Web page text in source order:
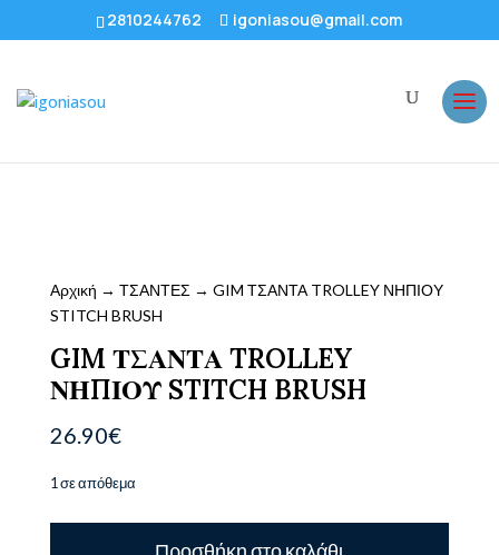
2810244762 igoniasou@gmail.com
Αρχική → ΤΣΑΝΤΕΣ → GIM ΤΣΑΝΤΑ TROLLEY ΝΗΠΙΟΥ
STITCH BRUSH
GIM ΤΣΑΝΤΑ TROLLEY
ΝΗΠΙΟΥ STITCH BRUSH
26.90€
1 σε απόθεμα